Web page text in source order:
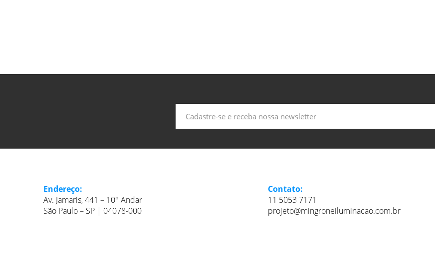
Endereço:
Av. Jamaris, 441 – 10° Andar
São Paulo – SP | 04078-000
Contato:
11 5053 7171
projeto@mingroneiluminacao.com.br